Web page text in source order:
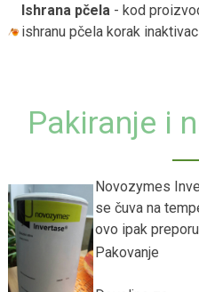
Ishrana pčela - kod
ishranu pčela korak
Pakiranje i
Novozymes
se čuva na
ovo ipak
Pakovanje